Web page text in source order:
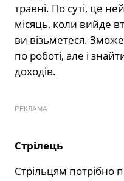
травні. По суті, це
місяць, коли вийде
ви візьметеся.
по роботі, але і
доходів.
РЕКЛАМА
Стрілець
Стрільцям потрібно